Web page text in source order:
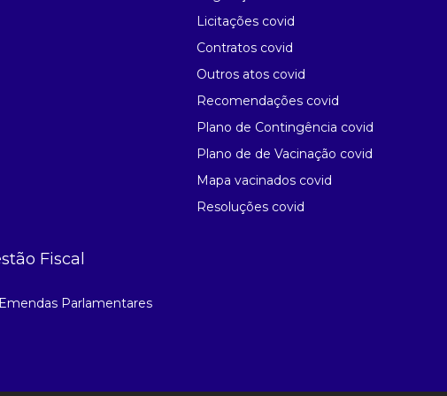
Licitações covid
Contratos covid
Outros atos covid
Recomendações covid
Plano de Contingência covid
Plano de de Vacinação covid
Mapa vacinados covid
Resoluções covid
Fiscal
Parlamentares